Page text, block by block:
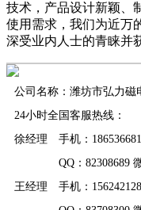
技术，产品设计新颖、
使用需求，我们为近万
深受业内人士的青睐并
公司名称：潍坊市弘力磁
24小时全国客服热线：
徐经理 手机：
QQ：82308689 微信
王经理 手机：